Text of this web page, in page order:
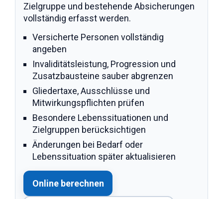
Zielgruppe und bestehende Absicherungen
vollständig erfasst werden.
Versicherte Personen vollständig
angeben
Invaliditätsleistung, Progression und
Zusatzbausteine sauber abgrenzen
Gliedertaxe, Ausschlüsse und
Mitwirkungspflichten prüfen
Besondere Lebenssituationen und
Zielgruppen berücksichtigen
Änderungen bei Bedarf oder
Lebenssituation später aktualisieren
Online berechnen